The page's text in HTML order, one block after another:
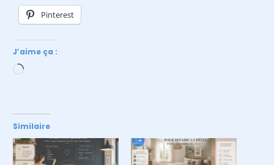
Pinterest
J’aime ça :
Chargement…
Similaire